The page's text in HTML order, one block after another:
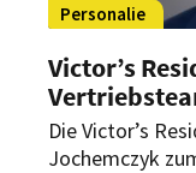
Personalie
Victor’s
Die Victor’s
Jochemczyk